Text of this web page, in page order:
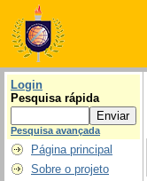
Login
Pesquisa rápida
Pesquisa avançada
Página principal
Sobre o projeto